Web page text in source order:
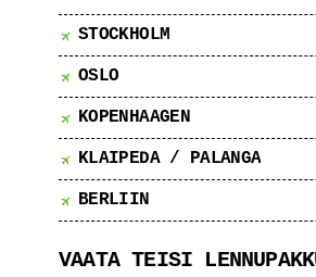
STOCKHOLM
OSLO
KOPENHAAGEN
KLAIPEDA / PALANGA
BERLIIN
VAATA TEISI